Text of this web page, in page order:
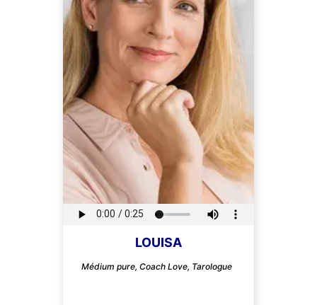
LOUISA
Médium pure, Coach Love, Tarologue